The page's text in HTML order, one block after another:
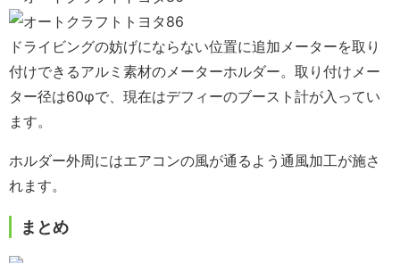
ドライビングの妨げにならない位置に追加メーターを取り
付けできるアルミ素材のメーターホルダー。取り付けメー
ター径は60φで、現在はデフィーのブースト計が入ってい
ます。
ホルダー外周にはエアコンの風が通るよう通風加工が施さ
れます。
まとめ